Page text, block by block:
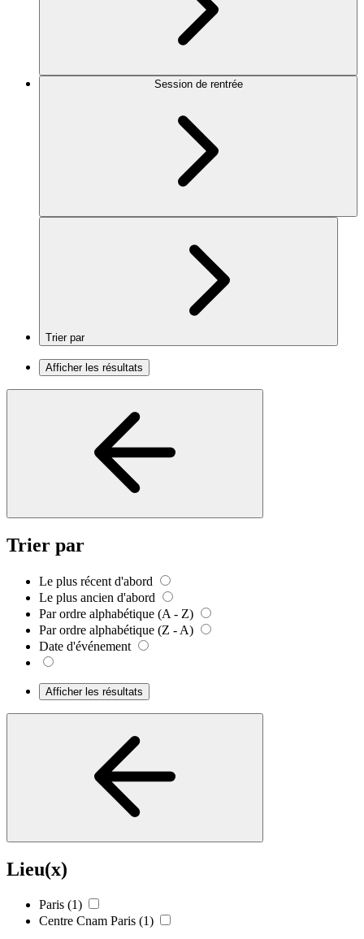
Session de rentrée
Trier par
Afficher les résultats
Trier par
Le plus récent d'abord
Le plus ancien d'abord
Par ordre alphabétique (A - Z)
Par ordre alphabétique (Z - A)
Date d'événement
Afficher les résultats
Lieu(x)
Paris (1)
Centre Cnam Paris (1)